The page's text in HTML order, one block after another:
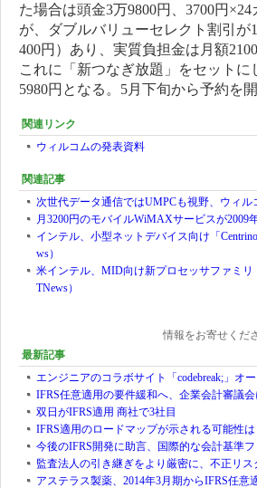
た場合は頭金3万9800円、3700円
が、ダブルバリューセレクト割引が
400円）あり、実質負担金は月額
これに「新つなぎ放題」をセットに
5980円となる。5月下旬から予約を開
関連リンク
ウィルコムの発表資料
関連記事
次世代データ通信ではUMPCも視野、ウィル
月3200円のモバイルWiMAXサービスが2009
インテル、小型ネットデバイス向け「
ws）
米インテル、MID向け新プロセッサファミ
TNews）
情報をお寄せくだ
最新記事
エンジニアのコラボサイト「codebreak;」オ
IFRS任意適用の要件緩和へ、企業会計審議
双日がIFRS適用 商社で3社目
IFRS適用のロードマップが示される可能性
今後のIFRS開発に助言、国際的な会計基準
監査法人の引き継ぎをより厳密に、不正リ
アステラス製薬、2014年3月期からIFRS任意